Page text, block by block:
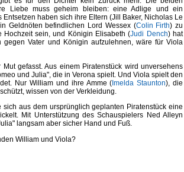
Liebe muss geheim bleiben: eine Adlige und ein
haben sich ihre Eltern (Jill Baker, Nicholas Le
Geldnöten befindlichen Lord Wessex (Colin Firth) zu
sein, und Königin Elisabeth (Judi Dench) hat
Vater und Königin aufzulehnen, wäre für Viola
gefasst. Aus einem Piratenstück wird unversehens
und Julia", die in Verona spielt. Und Viola spielt den
Nur William und ihre Amme (Imelda Staunton), die
wissen von der Verkleidung.
sich aus dem ursprünglich geplanten Piratenstück eine
Mit Unterstützung des Schauspielers Ned Alleyn
langsam aber sicher Hand und Fuß.
William und Viola?